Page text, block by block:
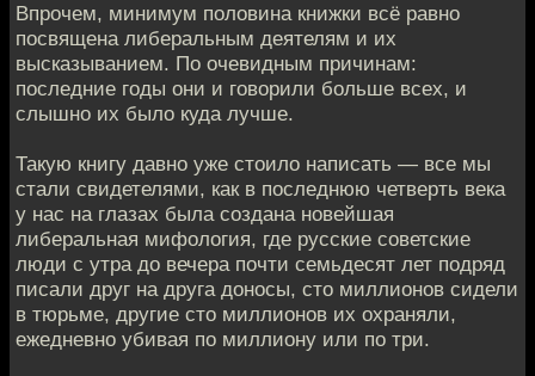
Впрочем, минимум половина книжки всё равно
посвящена либеральным деятелям и их
высказыванием. По очевидным причинам:
последние годы они и говорили больше всех, и
слышно их было куда лучше.
Такую книгу давно уже стоило написать — все мы
стали свидетелями, как в последнюю четверть века
у нас на глазах была создана новейшая
либеральная мифология, где русские советские
люди с утра до вечера почти семьдесят лет подряд
писали друг на друга доносы, сто миллионов сидели
в тюрьме, другие сто миллионов их охраняли,
ежедневно убивая по миллиону или по три.